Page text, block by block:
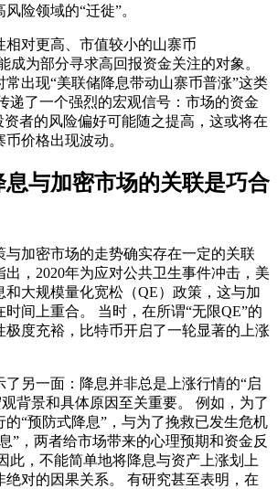
险领域的“迁徙”。
相对更高、市值较小的山寨币
成为部分寻求高回报资金关注的对象。
出现“美联储降息带动山寨币普涨”这类
递了一个强烈的宏观信号：市场的资金
资者的风险偏好可能随之提高，这或将在
价格出现波动。
与加密市场的关联是巧合
与加密市场的走势确实存在一定的关联
，2020年为应对公共卫生事件冲击，美
和大规模量化宽松（QE）政策，这与加
间上重合。 当时，在所谓“无限QE”的
极度充裕，比特币开启了一轮显著的上涨
了另一面：降息并非总是上涨行情的“启
背景和具体原因至关重要。 例如，为了
“预防式降息”，与为了挽救已发生危机
”，两者给市场带来的心理预期和资金反
此，不能简单地将降息与资产上涨划上
绝对的因果关系。 有研究甚至表明，在